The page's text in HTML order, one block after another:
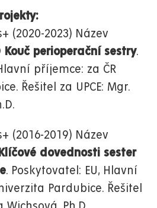
(2020-2023) Název
Kouč perioperační sestry.
příjemce: za ČR
Řešitel za UPCE: Mgr.
(2016-2019) Název
Klíčové dovednosti sester
. Poskytovatel: EU, Hlavní
Pardubice. Řešitel